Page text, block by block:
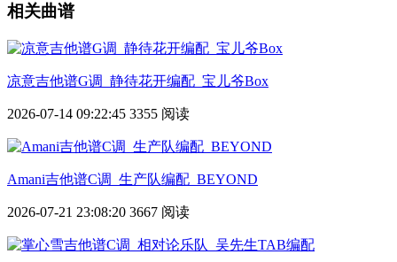
相关曲谱
凉意吉他谱G调_静待花开编配_宝儿爷Box
2026-07-14 09:22:45 3355 阅读
Amani吉他谱C调_生产队编配_BEYOND
2026-07-21 23:08:20 3667 阅读